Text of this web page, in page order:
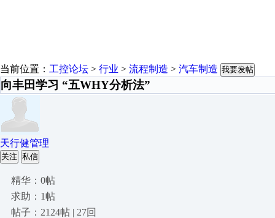
当前位置： 工控论坛 > 行业 > 流程制造 > 汽车制造 我要发帖
向丰田学习 “五WHY分析法”
天行健管理
关注 私信
精华：0帖
求助：1帖
帖子：2124帖 | 27回